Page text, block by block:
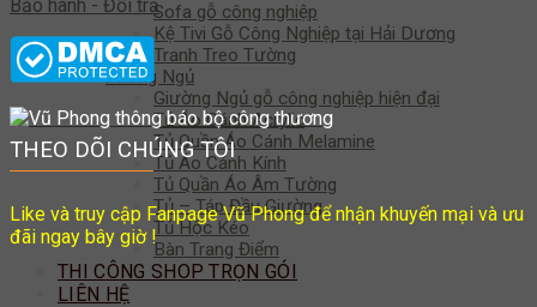
Sofa gỗ công nghiệp
Kệ Tivi Gỗ Công Nghiệp tại Hải Dương
Tranh Treo Tường
Phòng Ngủ
Giường Ngủ gỗ công nghiệp hiện đại
Tủ Áo Cánh Acrylic
Tủ Quần Áo Cánh Melamine
Tủ Áo Cánh Kính
Tủ Quần Áo Âm Tường
Tủ – Táp Đầu Giường
Tủ Hộc Kéo
Bàn Trang Điểm
THI CÔNG SHOP TRỌN GÓI
LIÊN HỆ
Bảo hành - Đổi trả
THEO DÕI CHÚNG TÔI
Like và truy cập Fanpage Vũ Phong để nhận khuyến mại và ưu
đãi ngay bây giờ !